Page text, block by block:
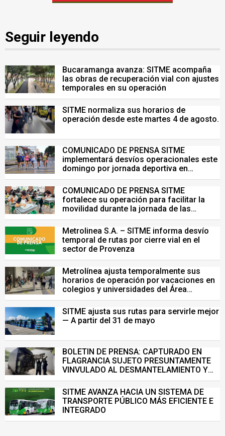
Seguir leyendo
Bucaramanga avanza: SITME acompaña
las obras de recuperación vial con ajustes
temporales en su operación
SITME normaliza sus horarios de
operación desde este martes 4 de agosto.
COMUNICADO DE PRENSA SITME
implementará desvíos operacionales este
domingo por jornada deportiva en
Bucaramanga
COMUNICADO DE PRENSA SITME
fortalece su operación para facilitar la
movilidad durante la jornada de las
Pruebas Saber del 26 de julio
Metrolinea S.A. – SITME informa desvío
temporal de rutas por cierre vial en el
sector de Provenza
Metrolínea ajusta temporalmente sus
horarios de operación por vacaciones en
colegios y universidades del Área
Metropolitana de Bucaramanga.
SITME ajusta sus rutas para servirle mejor
— A partir del 31 de mayo
BOLETIN DE PRENSA: CAPTURADO EN
FLAGRANCIA SUJETO PRESUNTAMENTE
VINVULADO AL DESMANTELAMIENTO Y
VENTA ILEGAL DE INFRAESTRUCTURA DEL
SISTEMA DE TRANSPORTE MASIVO
SITME AVANZA HACIA UN SISTEMA DE
TRANSPORTE PÚBLICO MÁS EFICIENTE E
INTEGRADO